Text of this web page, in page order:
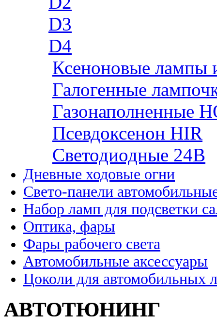
D3
D4
Ксеноновые лампы
Галогенные
Газонаполненные
Псевдоксенон HIR
Cветодиодные 24B
Дневные ходовые огни
Свето-панели
Набор ламп для подсветки
Оптика, фары
Фары рабочего света
Автомобильные аксессуары
Цоколи для автомобильных
АВТОТЮНИНГ